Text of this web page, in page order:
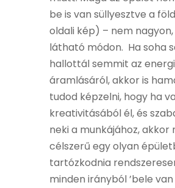
be is van süllyesztve a
oldali kép) – nem
látható módon. Ha soha
hallottál semmit az
áramlásáról, akkor is
tudod képzelni, hogy ha
kreativitásából él, és
neki a munkájához, akkor
célszerű egy olyan
tartózkodnia
minden irányból ’bele